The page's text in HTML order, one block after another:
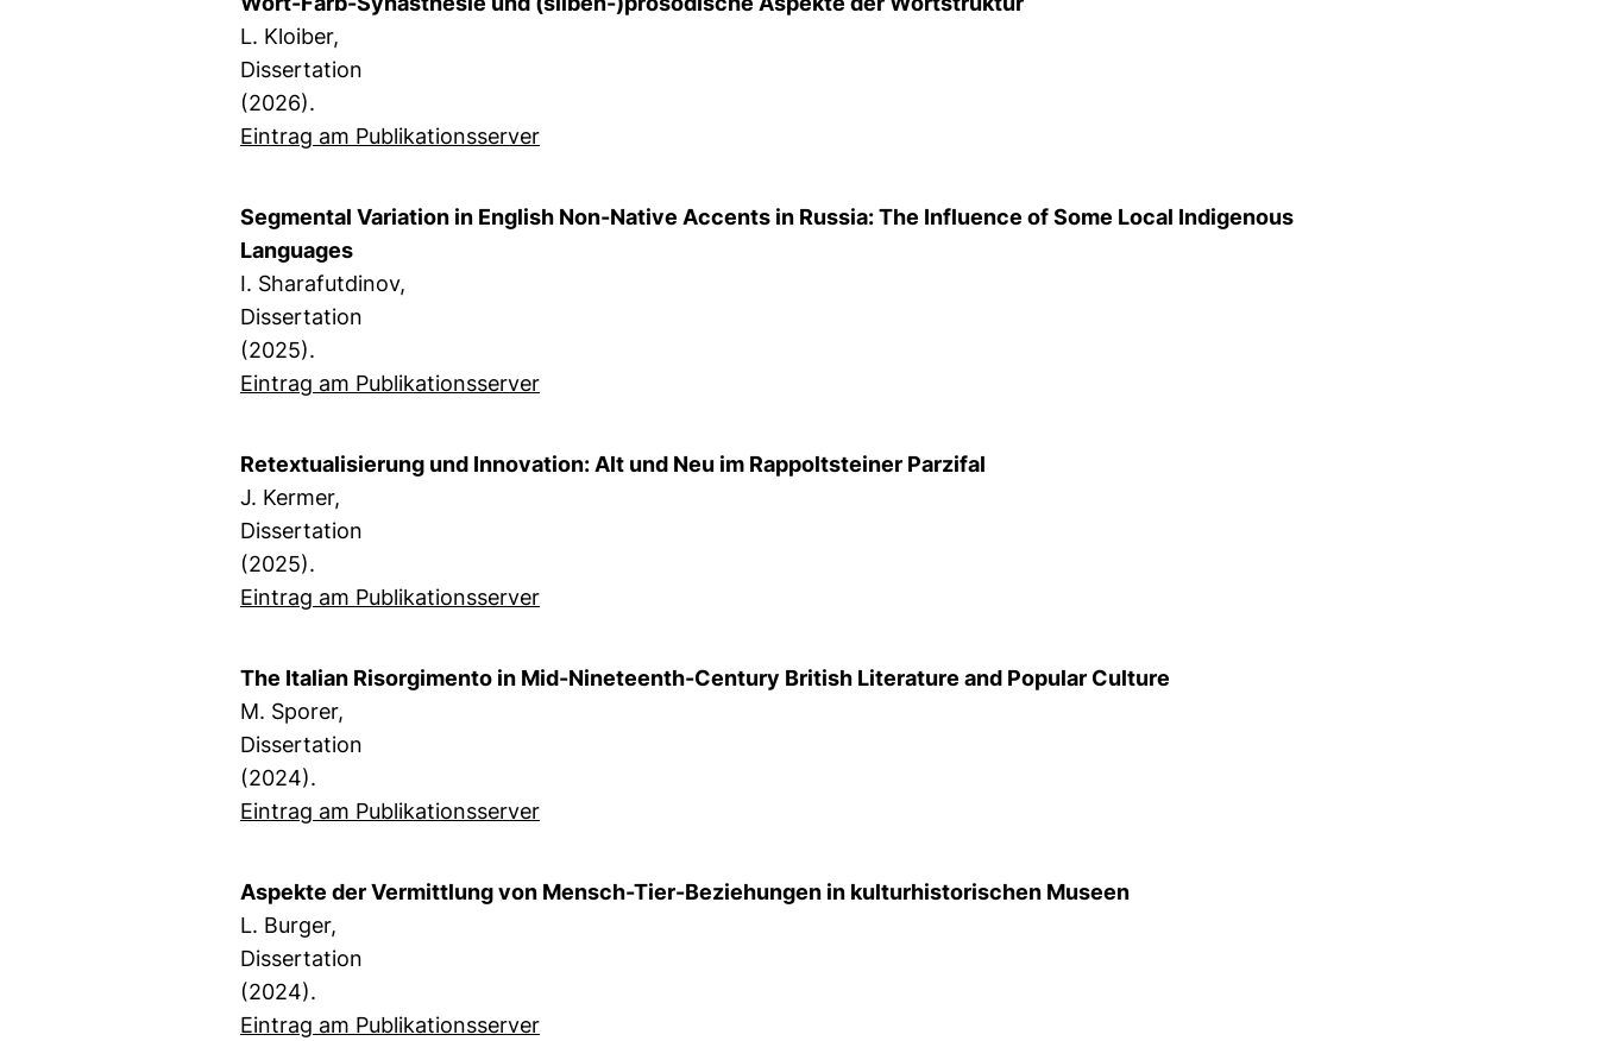
L. Kloiber,
Dissertation
(2026).
Eintrag am Publikationsserver
Segmental Variation in English Non-Native Accents in Russia: The Influence of Some Local Indigenous
Languages
I. Sharafutdinov,
Dissertation
(2025).
Eintrag am Publikationsserver
Retextualisierung und Innovation: Alt und Neu im Rappoltsteiner Parzifal
J. Kermer,
Dissertation
(2025).
Eintrag am Publikationsserver
The Italian Risorgimento in Mid-Nineteenth-Century British Literature and Popular Culture
M. Sporer,
Dissertation
(2024).
Eintrag am Publikationsserver
Aspekte der Vermittlung von Mensch-Tier-Beziehungen in kulturhistorischen Museen
L. Burger,
Dissertation
(2024).
Eintrag am Publikationsserver